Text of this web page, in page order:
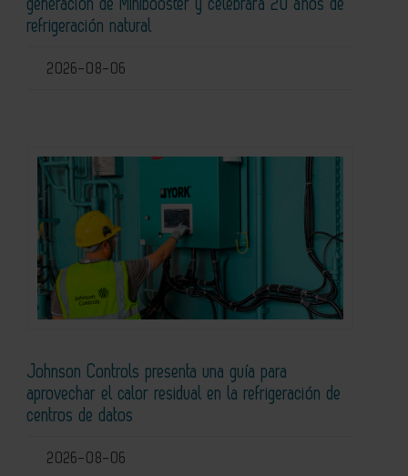
generación de Minibooster y celebrará 20 años de
refrigeración natural
2026-08-06
Johnson Controls presenta una guía para
aprovechar el calor residual en la refrigeración de
centros de datos
2026-08-06